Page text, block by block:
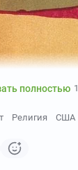
полностью 1
Религия США